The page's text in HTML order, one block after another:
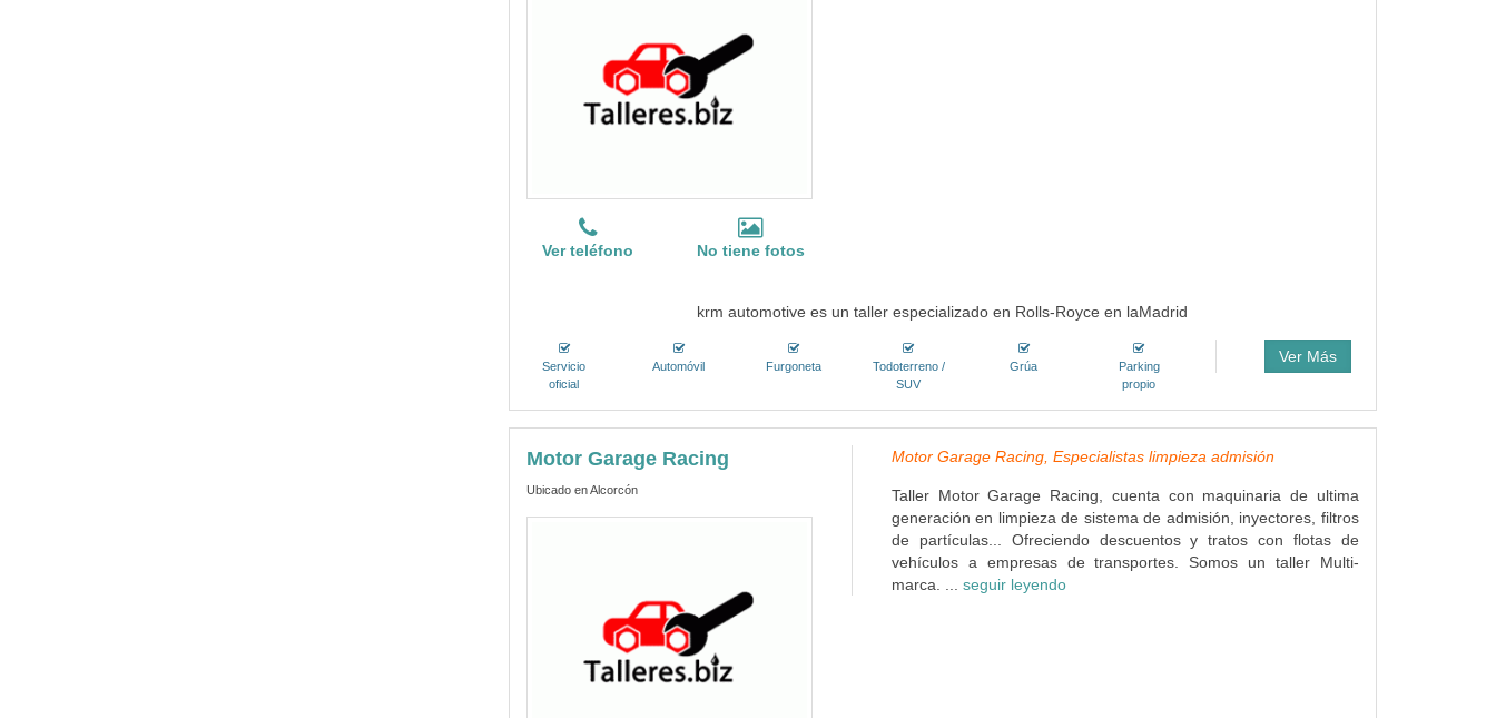
Ver teléfono No tiene fotos
krm automotive es un taller especializado en Rolls-Royce en laMadrid
Servicio
oficial
Automóvil Furgoneta
Todoterreno /
SUV
Grúa
Parking
propio
Ver Más
Motor Garage Racing
Ubicado en Alcorcón
Motor Garage Racing, Especialistas limpieza admisión
Taller Motor Garage Racing, cuenta con maquinaria de ultima
generación en limpieza de sistema de admisión, inyectores, filtros
de partículas... Ofreciendo descuentos y tratos con flotas de
vehículos a empresas de transportes. Somos un taller Multi-
marca. ... seguir leyendo